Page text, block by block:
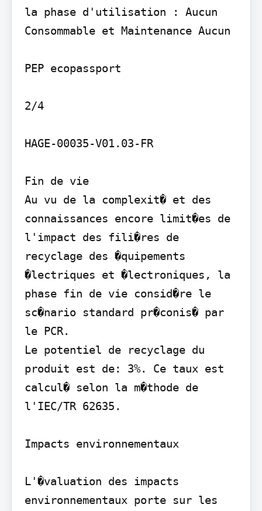
la phase d'utilisation : Aucun
Consommable et Maintenance Aucun
PEP ecopassport
2/4
HAGE-00035-V01.03-FR
Fin de vie
Au vu de la complexit� et des
connaissances encore limit�es de
l'impact des fili�res de
recyclage des �quipements
�lectriques et �lectroniques, la
phase fin de vie consid�re le
sc�nario standard pr�conis� par
le PCR.
Le potentiel de recyclage du
produit est de: 3%. Ce taux est
calcul� selon la m�thode de
l'IEC/TR 62635.
Impacts environnementaux
L'�valuation des impacts
environnementaux porte sur les